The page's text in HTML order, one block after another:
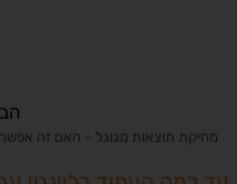
מחיקת תוצאות מגוגל – האם זה